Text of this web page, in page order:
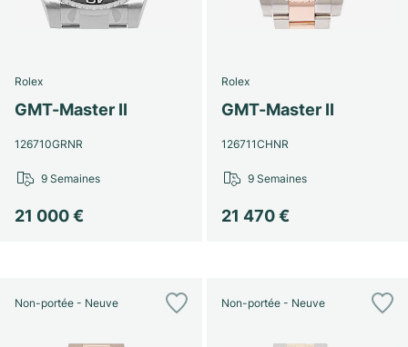
Montres pour femmes
Montres pour femmes
Rolex
GMT-Master II
126710GRNR
21 000 €
9 Semaines
Rolex
GMT-Master II
126711CHNR
21 470 €
9 Semaines
Non-portée - Neuve Non-portée - Neuve